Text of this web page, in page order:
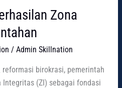
Zona
/ Admin Skillnation
reformasi birokrasi, pemerintah
Integritas (ZI) sebagai fondasi